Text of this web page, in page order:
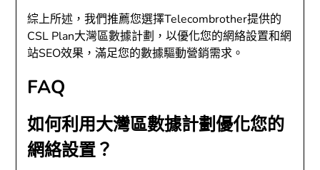
綜上所述，我們推薦您選擇Telecombrother提供的
CSL Plan大灣區數據計劃，以優化您的網絡設置和網
站SEO效果，滿足您的數據驅動營銷需求。
FAQ
如何利用大灣區數據計劃優化您的
網絡設置？